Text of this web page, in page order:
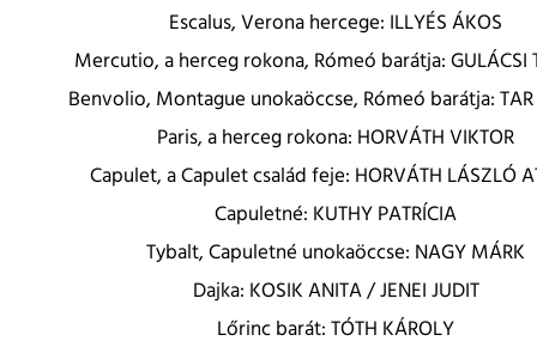
Escalus, Verona hercege: ILLYÉS ÁKOS
Mercutio, a herceg rokona, Rómeó barátja: GULÁCSI
Benvolio, Montague unokaöccse, Rómeó barátja: TAR
Paris, a herceg rokona: HORVÁTH VIKTOR
Capulet, a Capulet család feje: HORVÁTH LÁSZLÓ
Capuletné: KUTHY PATRÍCIA
Tybalt, Capuletné unokaöccse: NAGY MÁRK
Dajka: KOSIK ANITA / JENEI JUDIT
Lőrinc barát: TÓTH KÁROLY